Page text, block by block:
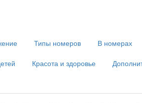
Типы номеров В номерах
Красота и здоровье